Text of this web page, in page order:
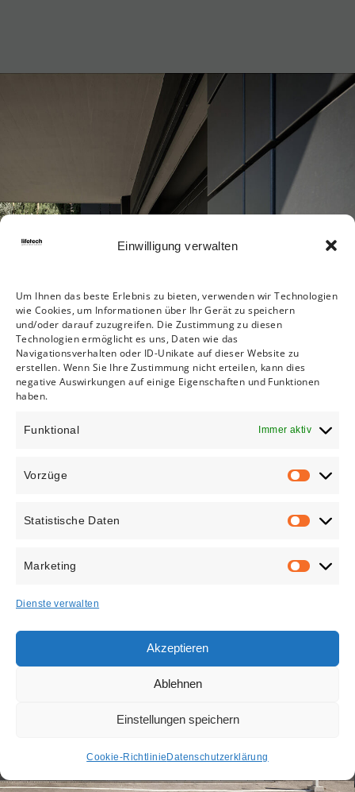
Einwilligung verwalten
Um Ihnen das beste Erlebnis zu bieten, verwenden wir Technologien
wie Cookies, um Informationen über Ihr Gerät zu speichern
und/oder darauf zuzugreifen. Die Zustimmung zu diesen
Technologien ermöglicht es uns, Daten wie das
Navigationsverhalten oder ID-Unikate auf dieser Website zu
erstellen. Wenn Sie Ihre Zustimmung nicht erteilen, kann dies
negative Auswirkungen auf einige Eigenschaften und Funktionen
haben.
Funktional Immer aktiv
Vorzüge
Statistische Daten
Marketing
Dienste verwalten
Akzeptieren
Ablehnen
Einstellungen speichern
Cookie-RichtlinieDatenschutzerklärung